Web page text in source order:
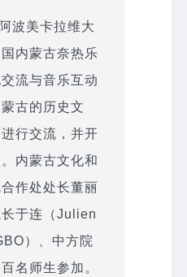
波美卡拉维大
内蒙古奈热乐
流与音乐互动
古的历史文
行交流，并开
内蒙古文化和
作处处长董丽
于连（Julien
）、中方院
名师生参加。